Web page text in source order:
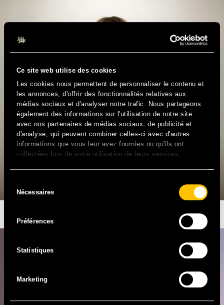
Ce site web utilise des cookies
Les cookies nous permettent de personnaliser le contenu et
les annonces, d'offrir des fonctionnalités relatives aux
médias sociaux et d'analyser notre trafic. Nous partageons
également des informations sur l'utilisation de notre site
avec nos partenaires de médias sociaux, de publicité et
d'analyse, qui peuvent combiner celles-ci avec d'autres
informations que vous leur avez fournies ou qu'ils ont
collectées lors de votre utilisation de leurs services.
duNécessaires
Préférences
Statistiques
Marketing